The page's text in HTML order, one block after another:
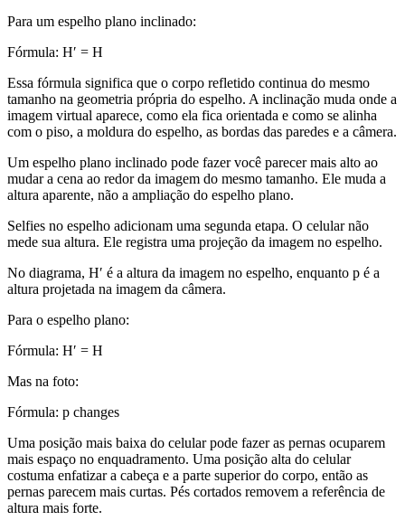
Para um espelho plano inclinado:
Fórmula: H′ = H
Essa fórmula significa que o corpo refletido continua do mesmo
tamanho na geometria própria do espelho. A inclinação muda onde a
imagem virtual aparece, como ela fica orientada e como se alinha
com o piso, a moldura do espelho, as bordas das paredes e a câmera.
Um espelho plano inclinado pode fazer você parecer mais alto ao
mudar a cena ao redor da imagem do mesmo tamanho. Ele muda a
altura aparente, não a ampliação do espelho plano.
Selfies no espelho adicionam uma segunda etapa. O celular não
mede sua altura. Ele registra uma projeção da imagem no espelho.
No diagrama, H′ é a altura da imagem no espelho, enquanto p é a
altura projetada na imagem da câmera.
Para o espelho plano:
Fórmula: H′ = H
Mas na foto:
Fórmula: p changes
Uma posição mais baixa do celular pode fazer as pernas ocuparem
mais espaço no enquadramento. Uma posição alta do celular
costuma enfatizar a cabeça e a parte superior do corpo, então as
pernas parecem mais curtas. Pés cortados removem a referência de
altura mais forte.